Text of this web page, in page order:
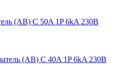
(АВ) C 50A 1P 6kA 230В